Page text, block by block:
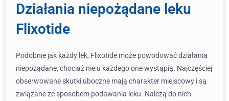
Działania niepożądane leku
Flixotide
Podobnie jak każdy lek, Flixotide może powodować działania
niepożądane, chociaż nie u każdego one wystąpią. Najczęściej
obserwowane skutki uboczne mają charakter miejscowy i są
związane ze sposobem podawania leku. Należą do nich